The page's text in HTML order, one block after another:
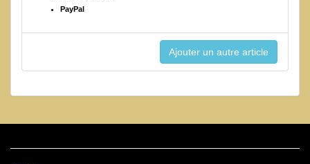
PayPal